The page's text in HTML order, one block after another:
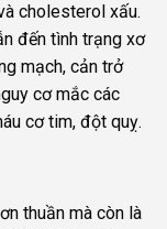
cholesterol xấu.
đến tình trạng xơ
mạch, cản trở
cơ mắc các
cơ tim, đột quỵ.
thuần mà còn là